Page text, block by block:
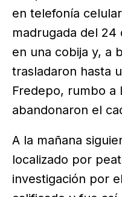
en telefonía
madrugada del
en una cobija y, a
trasladaron hasta
Fredepo, rumbo a
abandonaron el
A la mañana
localizado por
investigación por